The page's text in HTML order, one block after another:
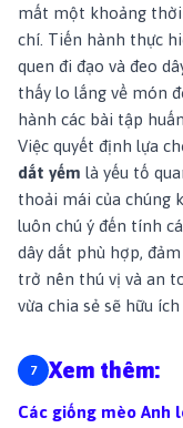
mất một khoảng thời
chí. Tiến hành thực
quen đi đạo và đeo
thấy lo lắng về món
hành các bài tập
Việc quyết định lựa
dắt yếm là yếu tố
thoải mái của chúng
luôn chú ý đến tính
dây dắt phù hợp,
trở nên thú vị và an
vừa chia sẻ sẽ hữu
Xem thêm:
Các giống mèo Anh